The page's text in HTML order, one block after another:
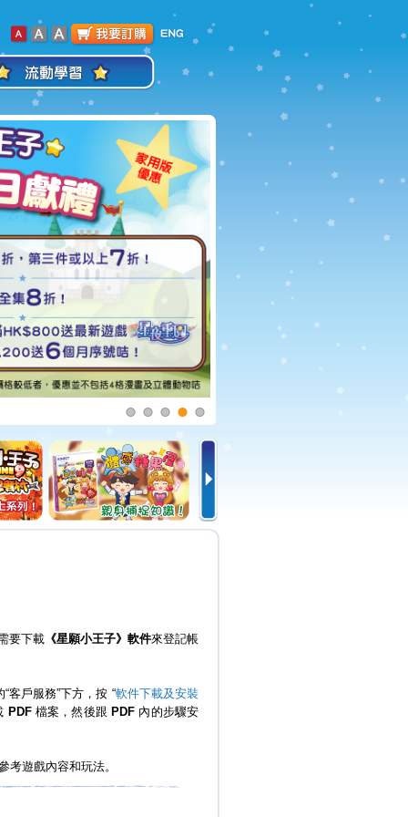
要下載《星願小王子》軟件來登記帳
客戶服務”下方，按 “軟件下載及安裝
PDF檔案，然後跟 PDF 內的步驟安
考遊戲內容和玩法。